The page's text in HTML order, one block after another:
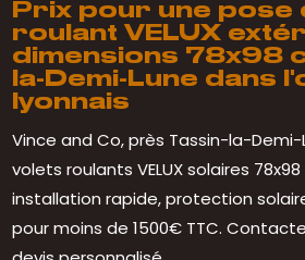
Prix pour une pose
roulant VELUX
dimensions 78x98
la-Demi-Lune dans
lyonnais
Vince and Co, près Tassin-la-Demi-
volets roulants VELUX solaires
installation rapide, protection
pour moins de 1500€ TTC.